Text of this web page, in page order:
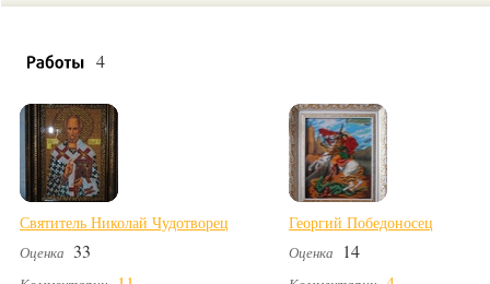
4
Святитель Николай Чудотворец
Оценка 33
Георгий Победоносец
Оценка 14